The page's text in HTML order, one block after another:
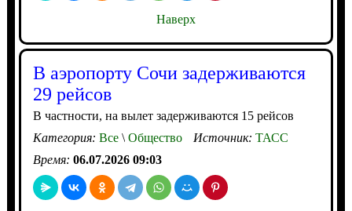
Наверх
В аэропорту Сочи задерживаются
29 рейсов
В частности, на вылет задерживаются 15 рейсов
Категория: Все\Общество Источник: ТАСС
Время: 06.07.2026 09:03